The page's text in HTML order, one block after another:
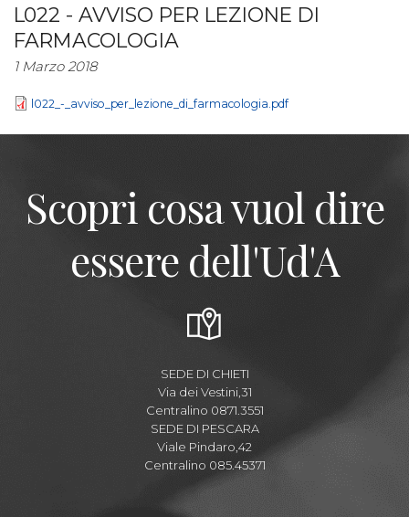
L022 - AVVISO PER LEZIONE DI
FARMACOLOGIA
1 Marzo 2018
l022_-_avviso_per_lezione_di_farmacologia.pdf
Scopri cosa vuol dire
essere dell'Ud'A
SEDE DI CHIETI
Via dei Vestini,31
Centralino 0871.3551
SEDE DI PESCARA
Viale Pindaro,42
Centralino 085.45371